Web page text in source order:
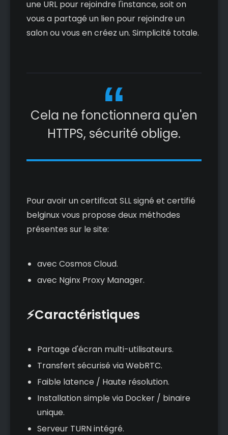
une URL pour rejoindre l'instance, soit on
vous a partagé un lien pour rejoindre un
salon ou vous en créez un. Simplicité totale.
Cela ne fonctionnera qu'en
HTTPS, sécurité oblige.
Pour avoir un certificat SLL signé et certifié
belginux vous propose deux méthodes
présentes sur le site:
avec Cosmos Cloud.
avec Nginx Proxy Manager.
⚡Caractéristiques
Partage d'écran multi-utilisateurs.
Transfert sécurisé via WebRTC.
Faible latence / Haute résolution.
Installation simple via Docker / binaire
unique.
Serveur TURN intégré.